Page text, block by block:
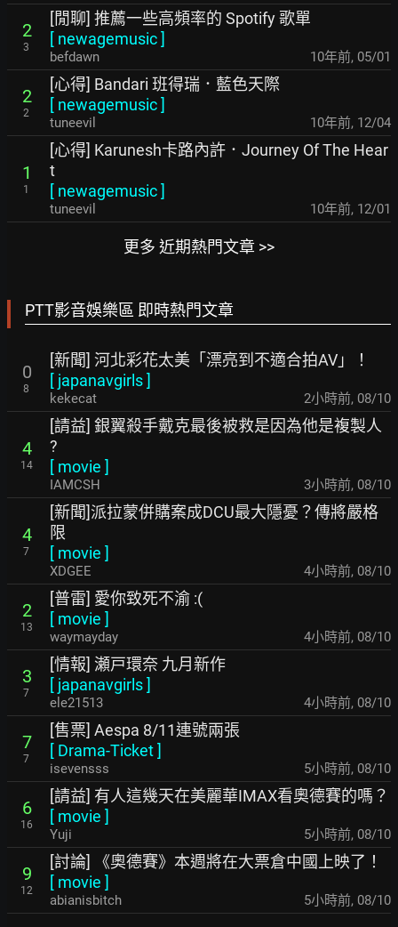
2
3
[閒聊] 推薦一些高頻率的 Spotify 歌單
[ newagemusic]
befdawn 10年前, 05/01
2
2
[心得] Bandari 班得瑞．藍色天際
[ newagemusic]
tuneevil 10年前, 12/04
1
1
[心得] Karunesh卡路內許．Journey Of The Hear
t
[ newagemusic]
tuneevil 10年前, 12/01
更多 近期熱門文章 >>
PTT影音娛樂區 即時熱門文章
0
8
[新聞] 河北彩花太美「漂亮到不適合拍AV」！
[ japanavgirls]
kekecat 2小時前, 08/10
4
14
[請益] 銀翼殺手戴克最後被救是因為他是複製人
?
[ movie ]
IAMCSH 3小時前, 08/10
4
7
[新聞]派拉蒙併購案成DCU最大隱憂？傳將嚴格
限
[ movie ]
XDGEE 4小時前, 08/10
2
13
[普雷] 愛你致死不渝 :(
[ movie ]
waymayday 4小時前, 08/10
3
7
[情報] 瀬戸環奈 九月新作
[ japanavgirls]
ele21513 4小時前, 08/10
7
7
[售票] Aespa 8/11連號兩張
[ Drama-Ticket]
isevensss 5小時前, 08/10
6
16
[請益] 有人這幾天在美麗華IMAX看奧德賽的嗎？
[ movie ]
Yuji 5小時前, 08/10
9
12
[討論] 《奧德賽》本週將在大票倉中國上映了！
[ movie ]
abianisbitch 5小時前, 08/10